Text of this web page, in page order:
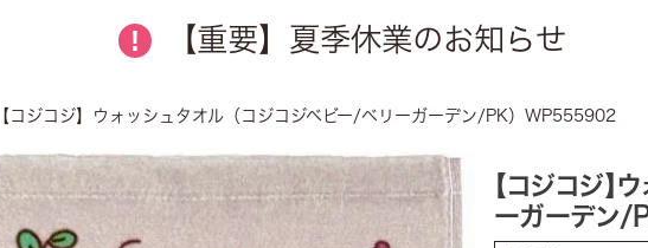
! 【重要】夏季休業のお知らせ
【コジコジ】ウォッシュタオル（コジコジベビー/ベリーガーデン/PK）WP555902
【コジコジ】
ーガーデン